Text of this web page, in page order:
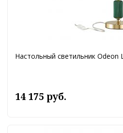
Настольный светильник Odeon
14 175 руб.